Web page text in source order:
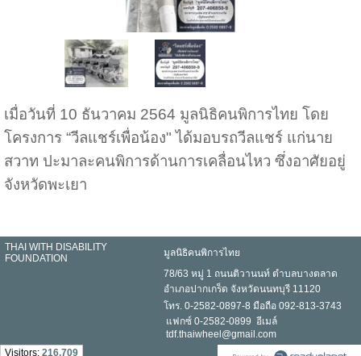
เมื่อวันที่ 10 ธันวาคม 2564 มูลนิธิคนพิการไทย โดย
โครงการ “วีลแชร์เพื่อน้อง" ได้มอบรถวีลแชร์ แก่นาย
สวาท ปะมาละคนพิการด้านการเคลื่อนไหว ซึ่งอาศัยอยู่
จังหวัดพะเยา
THAI WITH DISABILITY
FOUNDATION
มูลนิธิคนพิการไทย
78/63 หมู่ 1 ถนนติวานนท์ ตำบลบางตลาด
อำเภอปากเกร็ด จังหวัดนนทบุรี 11120
โทร. 0-2582-0897-8 มือถือ 092-813-3743
แฟกซ์ 0-2582-0899 อีเมล์
tdf.thaiwheel@gmail.com
Visitors: 216,709